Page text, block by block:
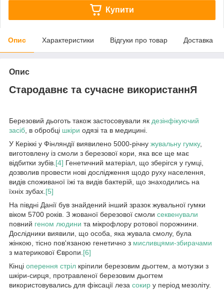
Купити
Опис Характеристики Відгуки про товар Доставка
Опис
Стародавнє та сучасне використаннЯ
Березовий дьоготь також застосовували як дезінфікуючий
засіб, в обробці шкіри одязі та в медицині.
У Керіккі у Фінляндії виявилено 5000-річну жувальну гумку,
виготовлену із смоли з березової кори, яка все ще має
відбитки зубів.[4] Генетичний матеріал, що зберігся у гумці,
дозволив провести нові дослідження щодо руху населення,
видів споживаної їжі та видів бактерій, що знаходились на
їхніх зубах.[5]
На півдні Данії був знайдений інший зразок жувальної гумки
віком 5700 років. З жованої березової смоли секвенували
повний геном людини та мікрофлору ротової порожнини.
Дослідники виявили, що особа, яка жувала смолу, була
жінкою, тісно пов'язаною генетично з мисливцями-збирачами
з материкової Європи.[6]
Кінці оперення стріл кріпили березовим дьогтем, а мотузки з
шкіри-сирця, протравленої березовим дьогтем
використовувались для фіксації леза сокир у період мезоліту.